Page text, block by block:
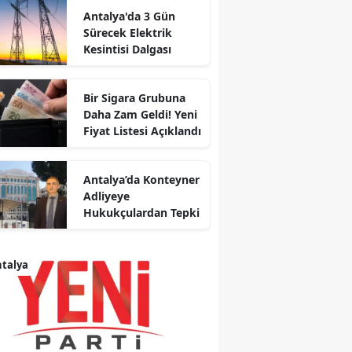
Antalya'da 3 Gün
Sürecek Elektrik
Kesintisi Dalgası
Bir Sigara Grubuna
Daha Zam Geldi! Yeni
Fiyat Listesi Açıklandı
Antalya’da Konteyner
Adliyeye
Hukukçulardan Tepki